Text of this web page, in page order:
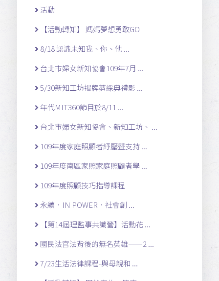
活動
【活動轉知】 媽媽夢想勇敢GO
8/18 認識未知我、你、他 ...
台北市婦女新知協會109年7月 ...
5/30新知工坊揭牌剪綵典禮影 ...
年代MIT360節目於8/11 ...
台北市婦女新知協會、新知工坊、 ...
109年度家庭照顧者紓壓暨支持 ...
109年度南區家照家庭照顧者學 ...
109年度照顧技巧指導課程
永續．IN POWER．社會創 ...
【第14屆理監事共識營】活動花 ...
國民法官法背後的無名英雄——2 ...
7/23生活法律課程-與母親和 ...